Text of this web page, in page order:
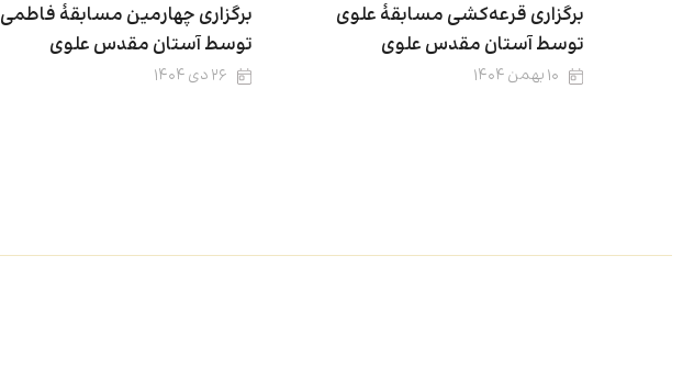
برگزاری قرعه‌کشی مسابقۀ علوی
توسط آستان مقدس علوی
۱۰ بهمن ۱۴۰۴
برگزاری چهارمین مسابقۀ فاطمی
توسط آستان مقدس علوی
۲۶ دی ۱۴۰۴